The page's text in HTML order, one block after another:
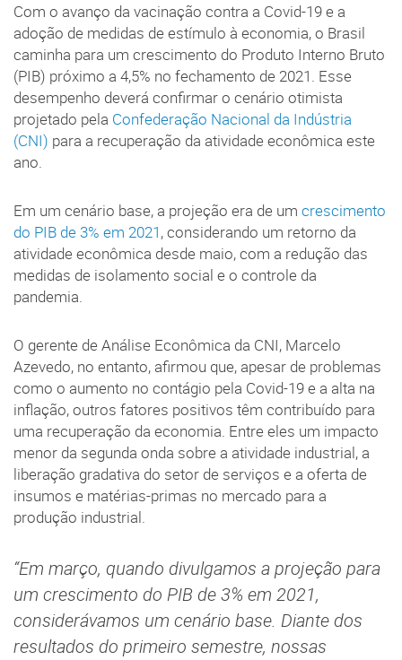
Com o avanço da vacinação contra a Covid-19 e a
adoção de medidas de estímulo à economia, o Brasil
caminha para um crescimento do Produto Interno Bruto
(PIB) próximo a 4,5% no fechamento de 2021. Esse
desempenho deverá confirmar o cenário otimista
projetado pela Confederação Nacional da Indústria
(CNI) para a recuperação da atividade econômica este
ano.
Em um cenário base, a projeção era de um crescimento
do PIB de 3% em 2021, considerando um retorno da
atividade econômica desde maio, com a redução das
medidas de isolamento social e o controle da
pandemia.
O gerente de Análise Econômica da CNI, Marcelo
Azevedo, no entanto, afirmou que, apesar de problemas
como o aumento no contágio pela Covid-19 e a alta na
inflação, outros fatores positivos têm contribuído para
uma recuperação da economia. Entre eles um impacto
menor da segunda onda sobre a atividade industrial, a
liberação gradativa do setor de serviços e a oferta de
insumos e matérias-primas no mercado para a
produção industrial.
“Em março, quando divulgamos a projeção para
um crescimento do PIB de 3% em 2021,
considerávamos um cenário base. Diante dos
resultados do primeiro semestre, nossas